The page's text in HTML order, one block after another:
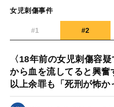
女児刺傷事件
#1 #2
〈18年前の女児刺傷容
から血を流してると興
以上余罪も「死刑が怖か